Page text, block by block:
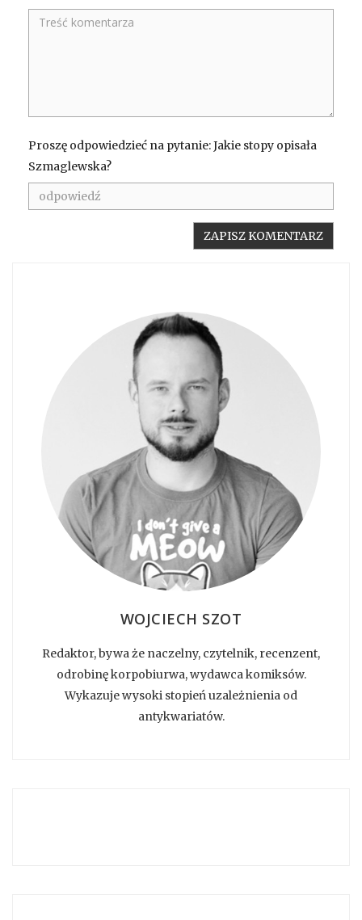
Proszę odpowiedzieć na pytanie: Jakie stopy opisała
Szmaglewska?
WOJCIECH SZOT
Redaktor, bywa że naczelny, czytelnik, recenzent,
odrobinę korpobiurwa, wydawca komiksów.
Wykazuje wysoki stopień uzależnienia od
antykwariatów.